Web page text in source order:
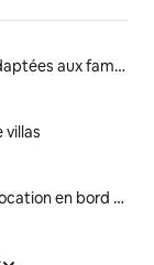
Locations adaptées aux familles
villas
Maisons en location en bord de mer